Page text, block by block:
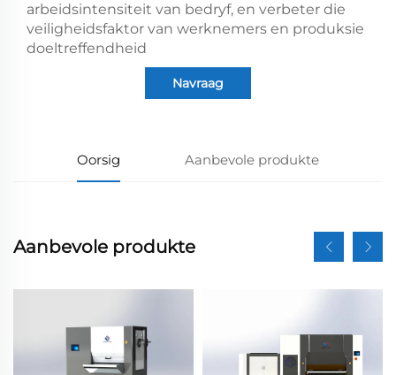
arbeidsintensiteit van bedryf, en verbeter die
veiligheidsfaktor van werknemers en produksie
doeltreffendheid
Navraag
Oorsig Aanbevole produkte
Aanbevole produkte